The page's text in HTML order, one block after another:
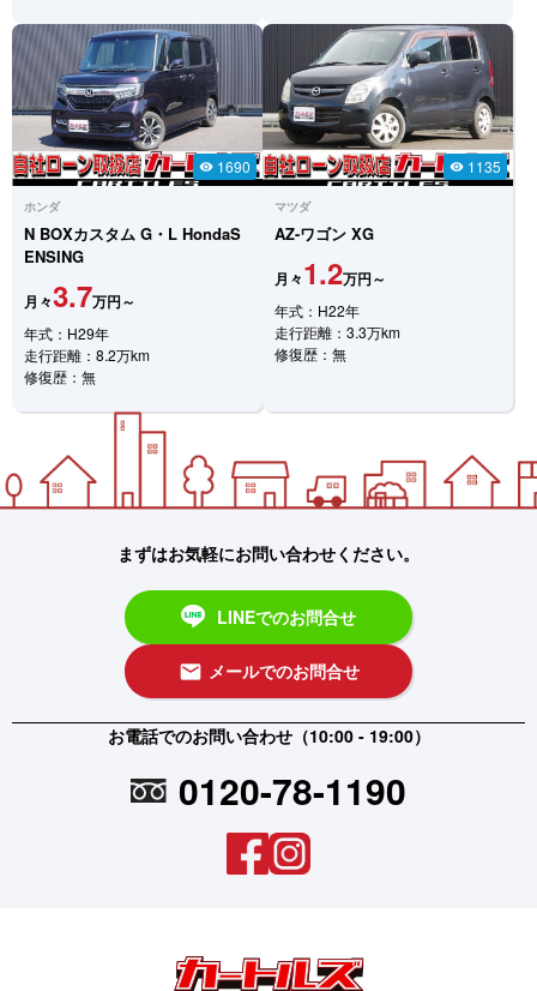
visibility 1690
ホンダ
N BOXカスタム G・L HondaS
ENSING
月々3.7万円～
年式：H29年
走行距離：8.2万km
修復歴：無
visibility 1135
マツダ
AZ-ワゴン XG
月々1.2万円～
年式：H22年
走行距離：3.3万km
修復歴：無
まずはお気軽にお問い合わせください。
LINEでのお問合せ
email メールでのお問合せ
お電話でのお問い合わせ（10:00 - 19:00）
0120-78-1190